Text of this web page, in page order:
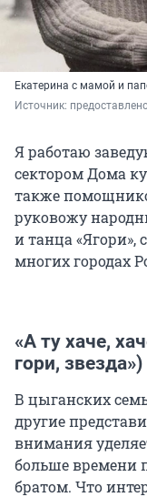
Екатерина с мамой и
Источник:
Я работаю
сектором Дома
также
руковожу
и танца
многих городах
«А ту хаче,
гори, звезда»)
В цыганских
другие
внимания
больше времени
братом. Что